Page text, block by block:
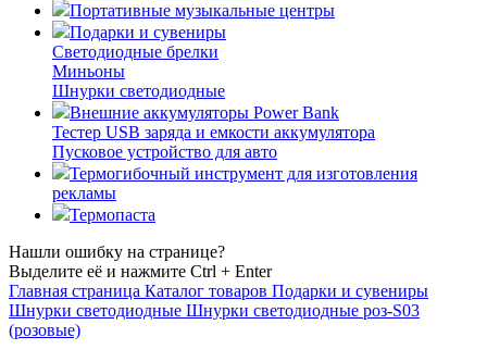
Портативные музыкальные центры
Подарки и сувениры
Светодиодные брелки
Миньоны
Шнурки светодиодные
Внешние аккумуляторы Power Bank
Тестер USB заряда и емкости аккумулятора
Пусковое устройство для авто
Термогибочный инструмент для изготовления
рекламы
Термопаста
Нашли ошибку на странице?
Выделите её и нажмите Ctrl + Enter
Главная страница Каталог товаров Подарки и сувениры
Шнурки светодиодные Шнурки светодиодные роз-S03
(розовые)